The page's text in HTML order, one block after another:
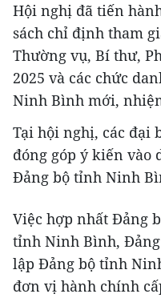
Hội nghị đã tiến
sách chỉ định tham
Thường vụ, Bí thư,
2025 và các chức
Ninh Bình mới,
Tại hội nghị, các đại
đóng góp ý kiến vào
Đảng bộ tỉnh Ninh
Việc hợp nhất Đảng
tỉnh Ninh Bình,
lập Đảng bộ tỉnh
đơn vị hành chính